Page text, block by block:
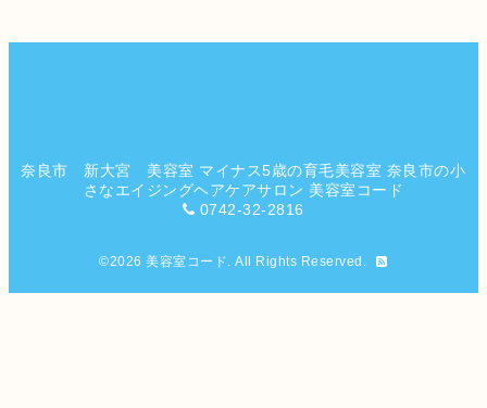
奈良市 新大宮 美容室 マイナス5歳の育毛美容室 奈良市の小
さなエイジングヘアケアサロン 美容室コード
0742-32-2816
©2026美容室コード . All Rights Reserved.